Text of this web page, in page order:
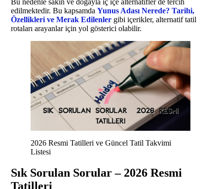
edilmektedir. Bu kapsamda Yunus Adası Nerede? Tarihi,
Özellikleri ve Merak Edilenler gibi içerikler, alternatif tatil
rotaları arayanlar için yol gösterici olabilir.
2026 Resmi Tatilleri ve Güncel Tatil Takvimi
Listesi
Sık Sorulan Sorular – 2026 Resmi
Tatilleri